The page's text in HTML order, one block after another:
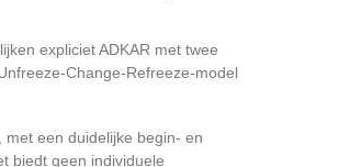
expliciet ADKAR met twee
Change-Refreeze-model
een duidelijke begin- en
biedt geen individuele